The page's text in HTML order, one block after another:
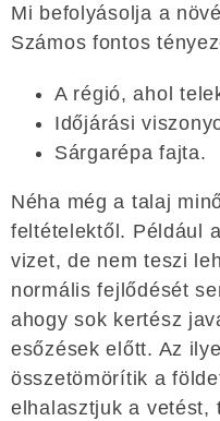
Mi befolyásolja a
Számos fontos
A régió, ahol
Időjárási
Sárgarépa fajta.
Néha még a talaj
feltételektől. Például
vizet, de nem teszi
normális fejlődését
ahogy sok kertész
esőzések előtt. Az
összetömörítik a
elhalasztjuk a vetést,